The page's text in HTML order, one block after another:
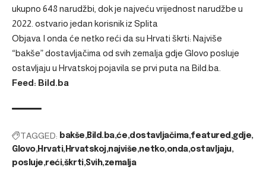
ukupno 648 narudžbi, dok je najveću vrijednost narudžbe u
2022. ostvario jedan korisnik iz Splita
Objava I onda će netko reći da su Hrvati škrti: Najviše
“bakše” dostavljačima od svih zemalja gdje Glovo posluje
ostavljaju u Hrvatskoj pojavila se prvi puta na Bild.ba
Feed: Bild.ba
TAGGED: bakše Bild.ba će dostavljačima featured gdje
Glovo Hrvati Hrvatskoj najviše netko onda ostavljaju
posluje reći škrti Svih zemalja